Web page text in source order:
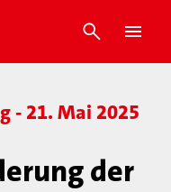
- 21. Mai 2025
der